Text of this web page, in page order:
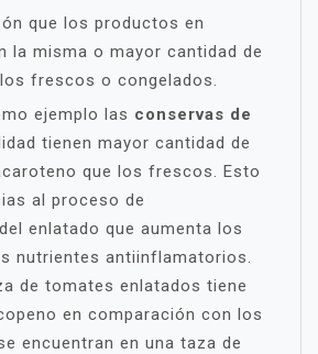
que los productos en
la misma o mayor cantidad de
frescos o congelados.
ejemplo las conservas de
tienen mayor cantidad de
que los frescos. Esto
al proceso de
enlatado que aumenta los
nutrientes antiinflamatorios.
de tomates enlatados tiene
en comparación con los
encuentran en una taza de